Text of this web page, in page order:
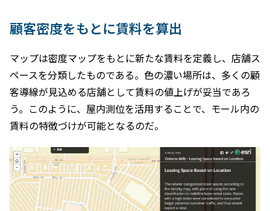
顧客密度をもとに賃料を算出
マップは密度マップをもとに新たな賃料を定義し、店舗ス
ペースを分類したものである。色の濃い場所は、多くの顧
客導線が見込める店舗として賃料の値上げが妥当であろ
う。このように、屋内測位を活用することで、モール内の
賃料の特徴づけが可能となるのだ。